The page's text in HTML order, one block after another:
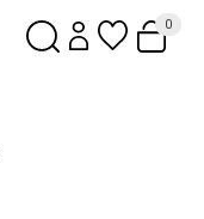
0